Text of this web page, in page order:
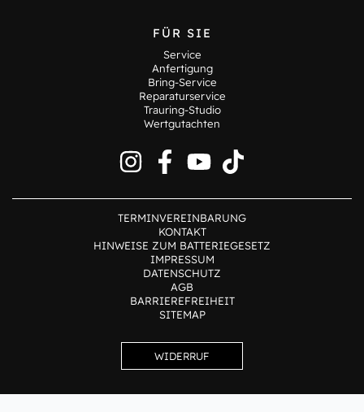
FÜR SIE
Service
Anfertigung
Bring-Service
Reparaturservice
Trauring-Studio
Wertgutachten
TERMINVEREINBARUNG
KONTAKT
HINWEISE ZUM BATTERIEGESETZ
IMPRESSUM
DATENSCHUTZ
AGB
BARRIEREFREIHEIT
SITEMAP
WIDERRUF